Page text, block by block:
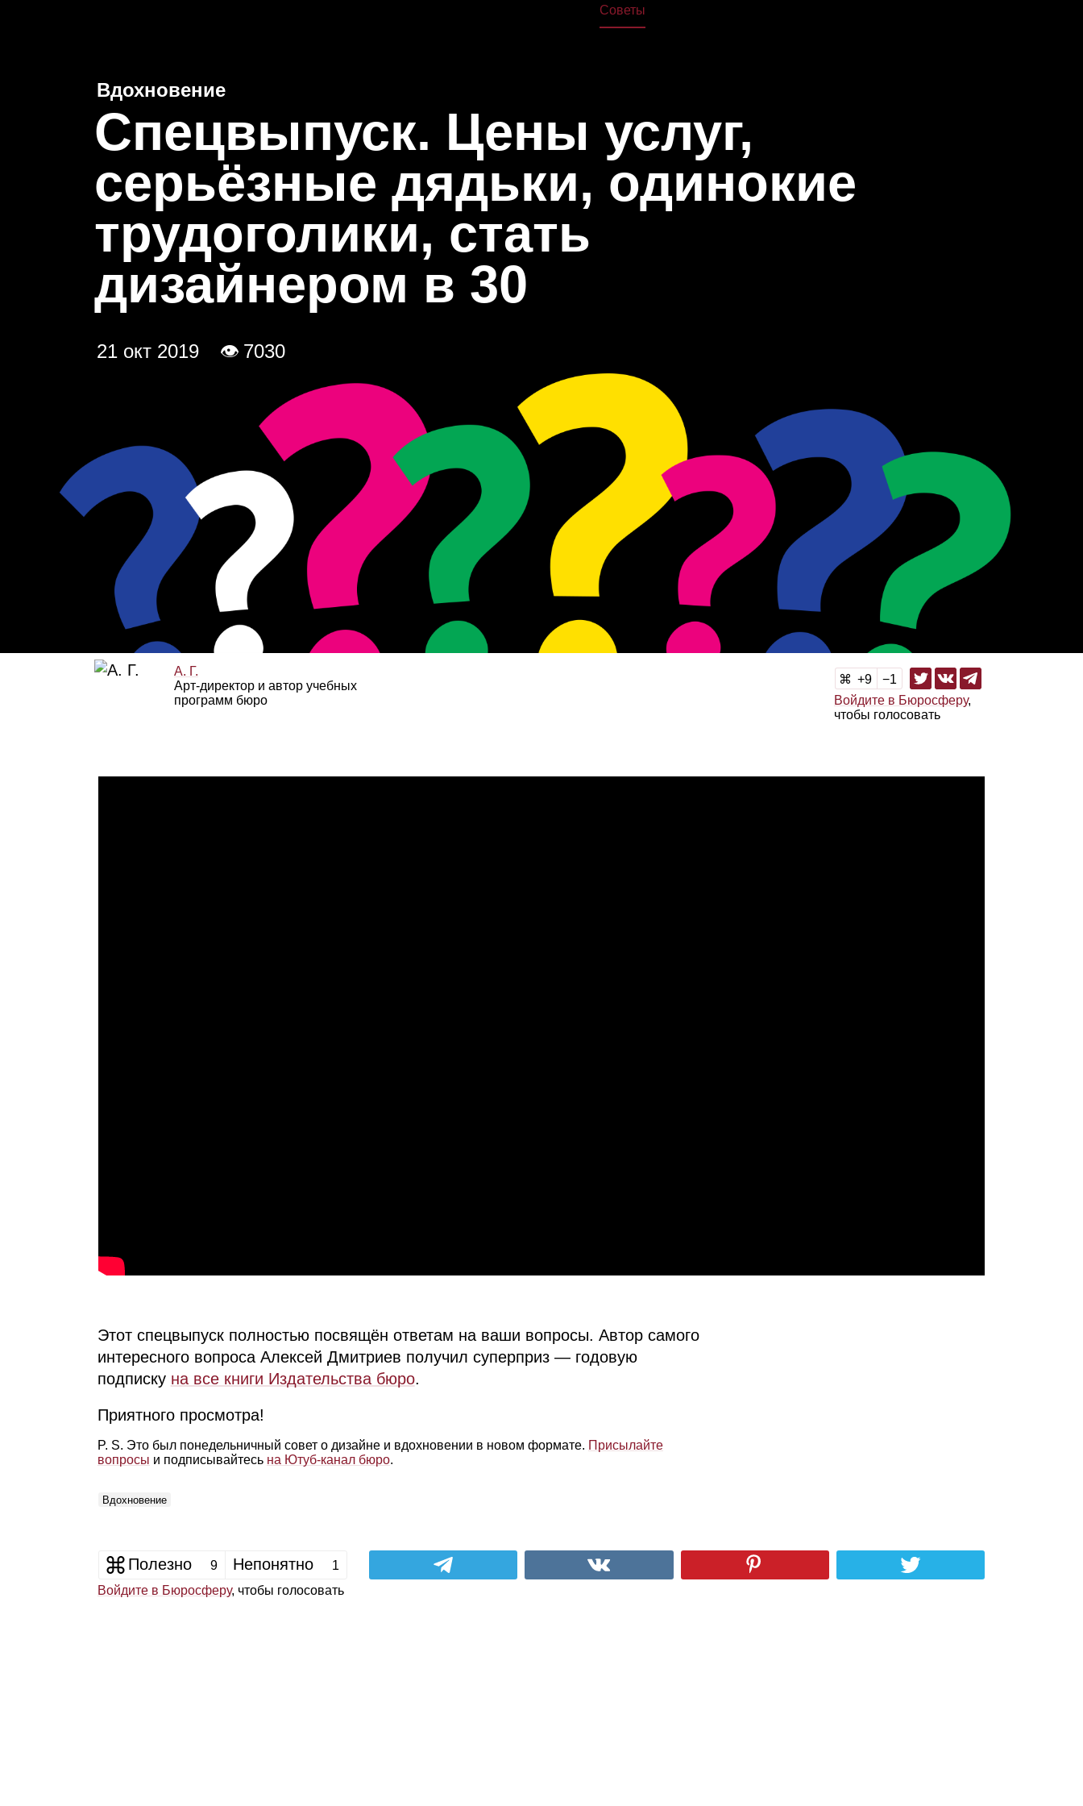
Советы
Вдохновение
Спецвыпуск. Цены услуг,
серьёзные дядьки, одинокие
трудоголики, стать
дизайнером в 30
21 окт 2019 👁 7030
А. Г.
Арт‑директор и автор учебных
программ бюро
9
1
Войдите в Бюросферу,
чтобы голосовать
Этот спецвыпуск полностью посвящён ответам на ваши вопросы. Автор самого
интересного вопроса Алексей Дмитриев получил суперприз — годовую
подписку на все книги Издательства бюро.
Приятного просмотра!
P. S. Это был понедельничный совет о дизайне и вдохновении в новом формате. Присылайте
вопросы и подписывайтесь на Ютуб‑канал бюро.
Вдохновение
Полезно 9 Непонятно
1
Войдите в Бюросферу, чтобы голосовать